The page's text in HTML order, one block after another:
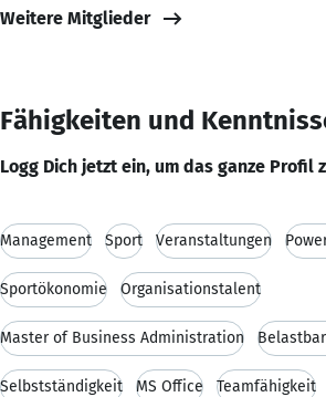
Weitere Mitglieder
Fähigkeiten und
Logg Dich jetzt ein, um das ganze Profil
Management Sport Veranstaltungen
Sportökonomie Organisationstalent
Master of Business Administration
Selbstständigkeit MS Office Teamfähigkeit